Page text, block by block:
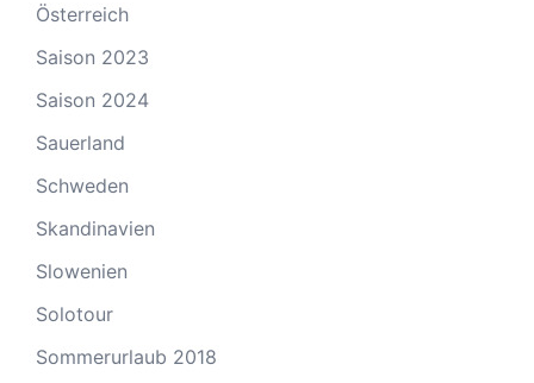
Österreich
Saison 2023
Saison 2024
Sauerland
Schweden
Skandinavien
Slowenien
Solotour
Sommerurlaub 2018